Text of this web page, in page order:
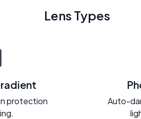
Lens Types
protection
Auto-